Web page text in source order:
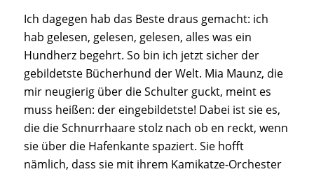
Ich dagegen hab das Beste draus gemacht: ich
hab gelesen, gelesen, gelesen, alles was ein
Hundherz begehrt. So bin ich jetzt sicher der
gebildetste Bücherhund der Welt. Mia Maunz, die
mir neugierig über die Schulter guckt, meint es
muss heißen: der eingebildetste! Dabei ist sie es,
die die Schnurrhaare stolz nach ob en reckt, wenn
sie über die Hafenkante spaziert. Sie hofft
nämlich, dass sie mit ihrem Kamikatze-Orchester